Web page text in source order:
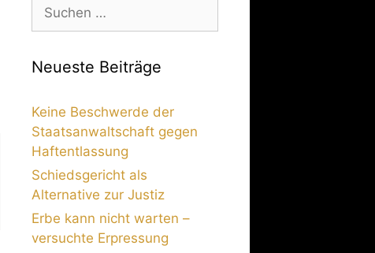
Neueste Beiträge
Keine Beschwerde der
Staatsanwaltschaft gegen
Haftentlassung
Schiedsgericht als
Alternative zur Justiz
Erbe kann nicht warten –
versuchte Erpressung